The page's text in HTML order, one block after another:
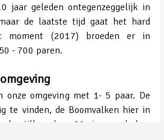
jaar geleden ontegenzeggelijk in
de laatste tijd gaat het hard
moment (2017) broeden er in
- 700 paren.
onze omgeving met 1- 5 paar. De
te vinden, de Boomvalken hier in
stiller dan 20 jaar geleden,